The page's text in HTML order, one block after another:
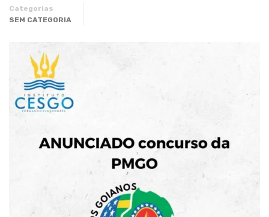
Categorias
SEM CATEGORIA